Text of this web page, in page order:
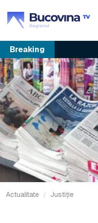
Breaking
Actualitate Justiție